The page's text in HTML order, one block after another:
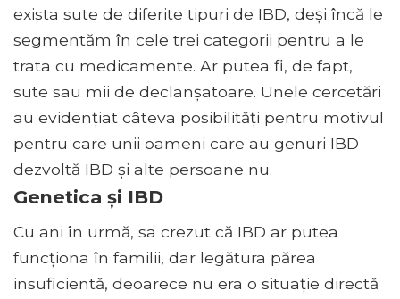
exista sute de diferite tipuri de IBD, deși încă le
segmentăm în cele trei categorii pentru a le
trata cu medicamente. Ar putea fi, de fapt,
sute sau mii de declanșatoare. Unele cercetări
au evidențiat câteva posibilități pentru motivul
pentru care unii oameni care au genuri IBD
dezvoltă IBD și alte persoane nu.
Genetica și IBD
Cu ani în urmă, sa crezut că IBD ar putea
funcționa în familii, dar legătura părea
insuficientă, deoarece nu era o situație directă